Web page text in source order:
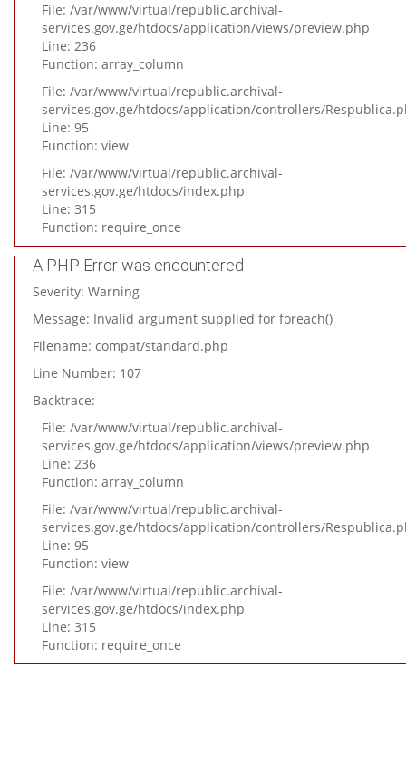
File: /var/www/virtual/republic.archival-
services.gov.ge/htdocs/application/views/preview.php
Line: 236
Function: array_column
File: /var/www/virtual/republic.archival-
services.gov.ge/htdocs/application/controllers/
Line: 95
Function: view
File: /var/www/virtual/republic.archival-
services.gov.ge/htdocs/index.php
Line: 315
Function: require_once
A PHP Error was encountered
Severity: Warning
Message: Invalid argument supplied for foreach()
Filename: compat/standard.php
Line Number: 107
Backtrace:
File: /var/www/virtual/republic.archival-
services.gov.ge/htdocs/application/views/preview.php
Line: 236
Function: array_column
File: /var/www/virtual/republic.archival-
services.gov.ge/htdocs/application/controllers/
Line: 95
Function: view
File: /var/www/virtual/republic.archival-
services.gov.ge/htdocs/index.php
Line: 315
Function: require_once